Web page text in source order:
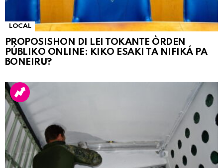
LOCAL
PROPOSISHON DI LEI TOKANTE ÒRDEN
PÚBLIKO ONLINE: KIKO ESAKI TA NIFIKÁ PA
BONEIRU?